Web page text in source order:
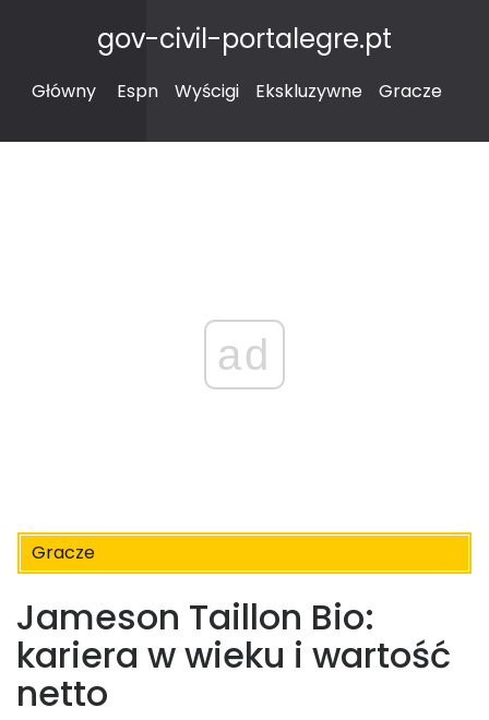
gov-civil-portalegre.pt
Główny Espn Wyścigi Ekskluzywne Gracze
ad
Gracze
Jameson Taillon Bio:
kariera w wieku i wartość
netto